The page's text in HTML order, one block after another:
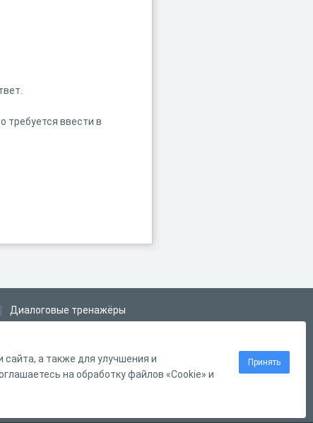
требуется ввести в
Диалоговые тренажёры
Система Дистанционного Обучения
а также для улучшения и
на обработку файлов «Cookie» и
Принять